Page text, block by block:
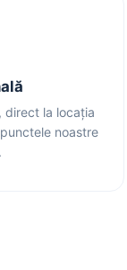
direct la locația
noastre